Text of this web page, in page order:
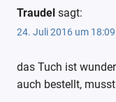
Traudel sagt:
24. Juli 2016 um
das Tuch ist
auch bestellt,